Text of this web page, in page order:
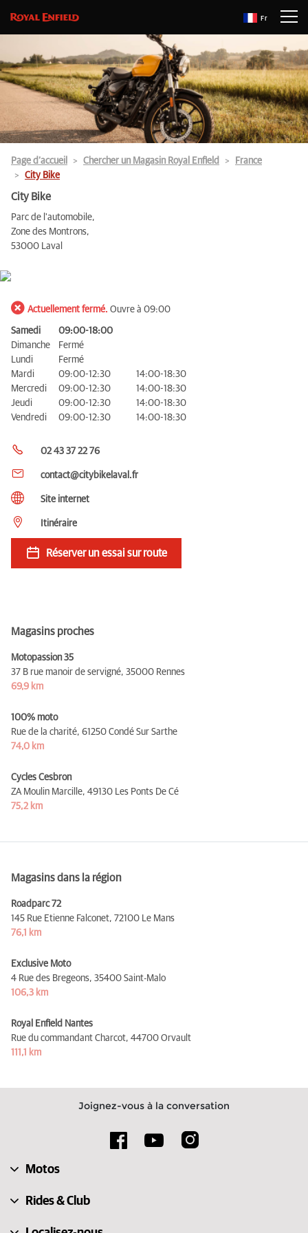
Fr
Page d’accueil Chercher un Magasin Royal Enfield
France
City Bike
City Bike
Parc de l'automobile,
Zone des Montrons,
53000 Laval
Actuellement fermé. Ouvre à 09:00
Samedi
09:00-18:00
Dimanche
Fermé
Lundi
Fermé
Mardi
09:00-12:30
14:00-18:30
Mercredi
09:00-12:30
14:00-18:30
Jeudi
09:00-12:30
14:00-18:30
Vendredi
09:00-12:30 14:00-18:30
02 43 37 22 76
contact@citybikelaval.fr
Site internet
Itinéraire
Réserver un essai sur route
Magasins proches
Motopassion 35
37 B rue manoir de servigné, 35000 Rennes
69,9 km
100% moto
Rue de la charité, 61250 Condé Sur Sarthe
74,0 km
Cycles Cesbron
ZA Moulin Marcille, 49130 Les Ponts De Cé
75,2 km
Magasins dans la région
Roadparc 72
145 Rue Etienne Falconet, 72100 Le Mans
76,1 km
Exclusive Moto
4 Rue des Bregeons, 35400 Saint-Malo
106,3 km
Royal Enfield Nantes
Rue du commandant Charcot, 44700 Orvault
111,1 km
Joignez-vous à la conversation
Motos
Rides & Club